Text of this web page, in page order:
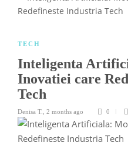
TECH
Inteligenta
Inovatiei care
Tech
Denisa T. 2 months ago 0